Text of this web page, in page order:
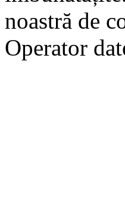
noastră de
Operator